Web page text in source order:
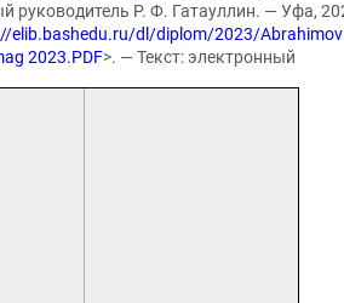
руководитель Р. Ф. Гатауллин. — Уфа,
elib.bashedu.ru/dl/diplom/2023/Abrahimov
2023.PDF>. — Текст: электронный